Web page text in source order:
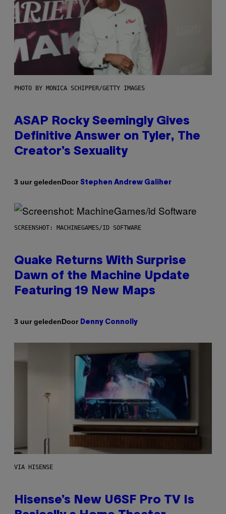
PHOTO BY MONICA SCHIPPER/GETTY IMAGES
ASAP Rocky Seemingly Gives
Definitive Answer on Tyler, The
Creator’s Sexuality
3 uur geledenDoor Stephen Andrew Galiher
SCREENSHOT: MACHINEGAMES/ID SOFTWARE
Quake Returns With Surprise
Dawn of the Machine Update
Featuring 19 New Maps
3 uur geledenDoor Denny Connolly
VIA HISENSE
Hisense’s New U6SF Pro TV Is